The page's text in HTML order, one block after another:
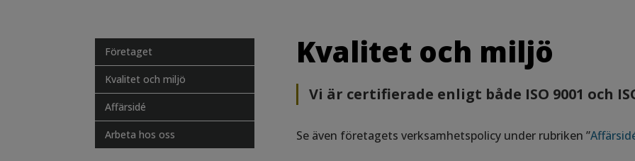
Företaget
Kvalitet och miljö
Affärsidé
Arbeta hos oss
Kvalitet och miljö
Vi är certifierade enligt både ISO 9001 och
Se även företagets verksamhetspolicy under rubriken ”